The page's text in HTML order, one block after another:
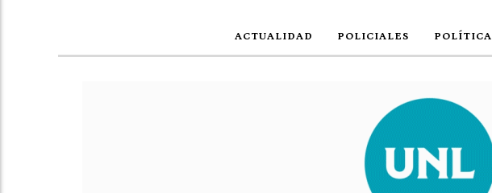
ACTUALIDAD POLICIALES POLÍTICA